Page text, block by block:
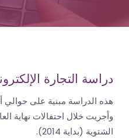
دراسة التجارة الإلكترونية
هذه الدراسة مبنية على حوالي
الشتوية (بداية 2014).